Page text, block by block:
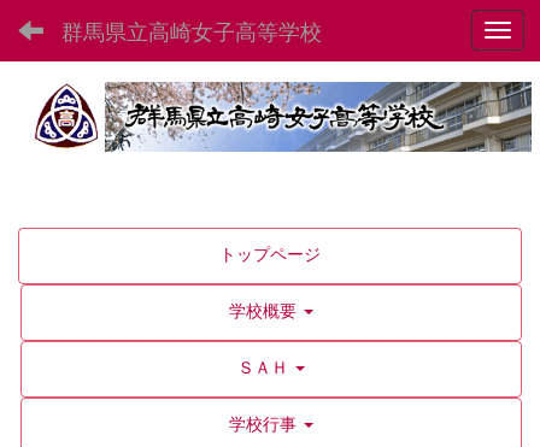
群馬県立高崎女子高等学校
トップページ
学校概要
ＳＡＨ
学校行事